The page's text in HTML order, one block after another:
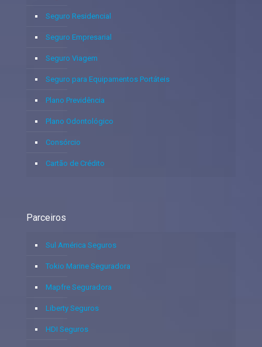
Seguro Residencial
Seguro Empresarial
Seguro Viagem
Seguro para Equipamentos Portáteis
Plano Previdência
Plano Odontológico
Consórcio
Cartão de Crédito
Parceiros
Sul América Seguros
Tokio Marine Seguradora
Mapfre Seguradora
Liberty Seguros
HDI Seguros